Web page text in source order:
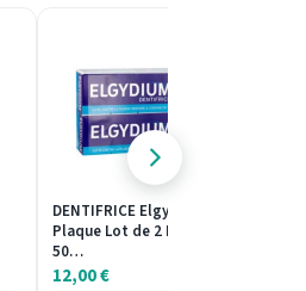
DENTIFRICE Elgydium Anti
Plaque Lot de 2 Pierre Fabre
50…
12,00€